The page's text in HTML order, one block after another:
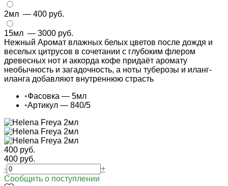
2мл — 400 руб.
15мл — 3000 руб.
Нежный Аромат влажных белых цветов после дождя и
веселых цитрусов в сочетании с глубоким флером
древесных нот и аккорда кофе придаёт аромату
необычность и загадочность, а ноты туберозы и иланг-
иланга добавляют внутреннюю страсть
•Фасовка — 5мл
•Артикул — 840/5
400 руб.
400 руб.
-
+
Cообщить о поступлении